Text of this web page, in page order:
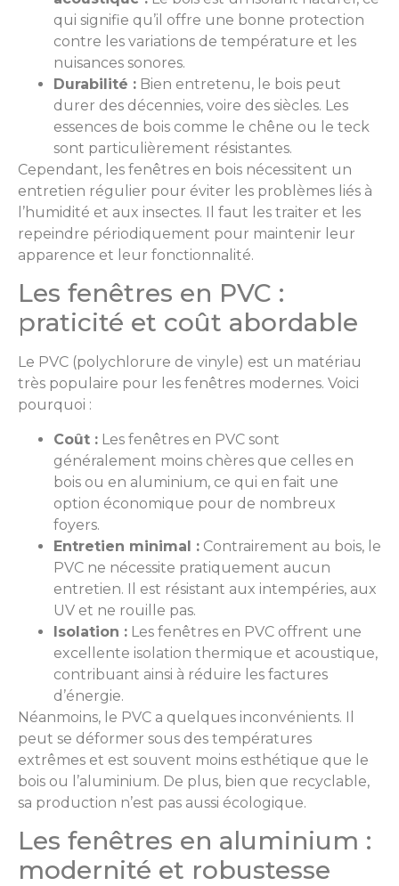
qui signifie qu’il offre une bonne protection
contre les variations de température et les
nuisances sonores.
Durabilité : Bien entretenu, le bois peut
durer des décennies, voire des siècles. Les
essences de bois comme le chêne ou le teck
sont particulièrement résistantes.
Cependant, les fenêtres en bois nécessitent un
entretien régulier pour éviter les problèmes liés à
l’humidité et aux insectes. Il faut les traiter et les
repeindre périodiquement pour maintenir leur
apparence et leur fonctionnalité.
Les fenêtres en PVC :
praticité et coût abordable
Le PVC (polychlorure de vinyle) est un matériau
très populaire pour les fenêtres modernes. Voici
pourquoi :
Coût : Les fenêtres en PVC sont
généralement moins chères que celles en
bois ou en aluminium, ce qui en fait une
option économique pour de nombreux
foyers.
Entretien minimal : Contrairement au bois, le
PVC ne nécessite pratiquement aucun
entretien. Il est résistant aux intempéries, aux
UV et ne rouille pas.
Isolation : Les fenêtres en PVC offrent une
excellente isolation thermique et acoustique,
contribuant ainsi à réduire les factures
d’énergie.
Néanmoins, le PVC a quelques inconvénients. Il
peut se déformer sous des températures
extrêmes et est souvent moins esthétique que le
bois ou l’aluminium. De plus, bien que recyclable,
sa production n’est pas aussi écologique.
Les fenêtres en aluminium :
modernité et robustesse